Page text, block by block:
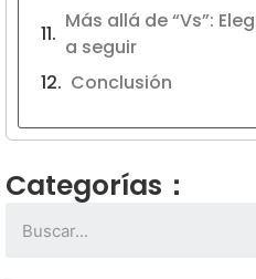
Más allá de “Vs”:
a seguir
Conclusión
Categorías：